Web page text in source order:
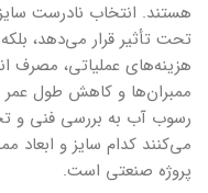
هستند. انتخاب نادرست سایز
تحت تأثیر قرار می‌دهد،
هزینه‌های عملیاتی، مصرف
ممبران‌ها و کاهش طول عمر
رسوب آب به بررسی فنی و
می‌کنند کدام سایز و ابعاد
پروژه صنعتی است.